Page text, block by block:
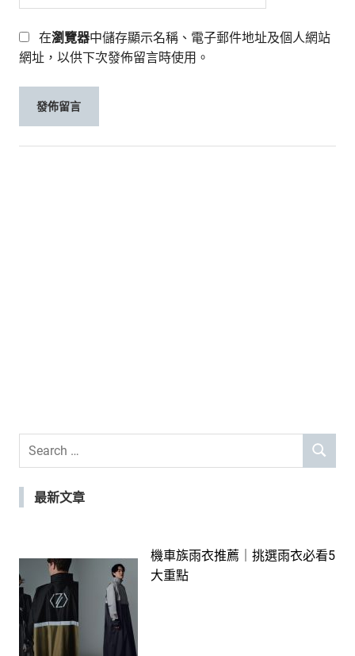
在瀏覽器中儲存顯示名稱、電子郵件地址及個人網站
網址，以供下次發佈留言時使用。
Search
SEARCH
最新文章
機車族雨衣推薦｜挑選雨衣必看5
大重點